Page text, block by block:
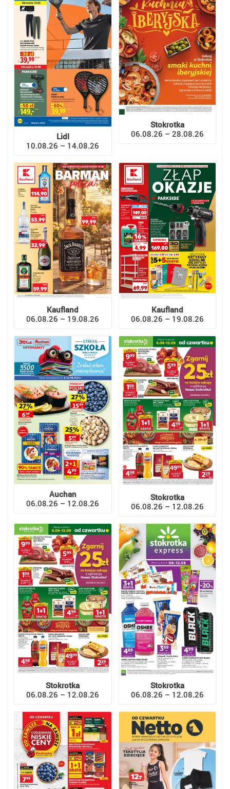
Lidl
10.08.26 – 14.08.26
Stokrotka
06.08.26 – 28.08.26
Kaufland
06.08.26 – 19.08.26
Kaufland
06.08.26 – 19.08.26
Auchan
06.08.26 – 12.08.26
Stokrotka
06.08.26 – 12.08.26
Stokrotka
06.08.26 – 12.08.26
Stokrotka
06.08.26 – 12.08.26